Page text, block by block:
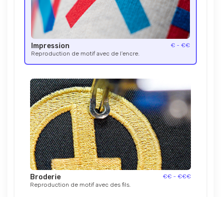
Impression
€ - €€
Reproduction de motif avec de l’encre.
Broderie
€€ - €€€
Reproduction de motif avec des fils.